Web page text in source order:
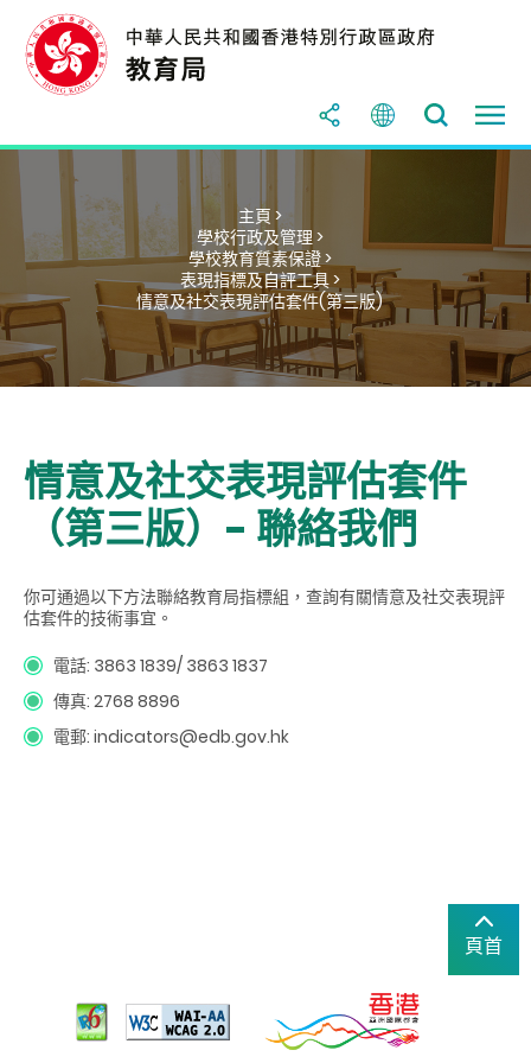
主頁 >
學校行政及管理 >
學校教育質素保證 >
表現指標及自評工具 >
情意及社交表現評估套件(第三版)
情意及社交表現評估套件
（第三版）- 聯絡我們
你可通過以下方法聯絡教育局指標組，查詢有關情意及社交表現評
估套件的技術事宜。
電話: 3863 1839/ 3863 1837
傳真: 2768 8896
電郵: indicators@edb.gov.hk
頁首